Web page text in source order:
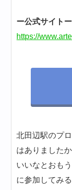
ー公式サイトー
https://
北田辺駅のプ
はありましたか
いいなとおも
に参加してみ